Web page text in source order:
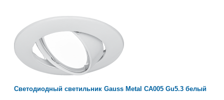
Светодиодный светильник Gauss Metal CA005 Gu5.3 белый